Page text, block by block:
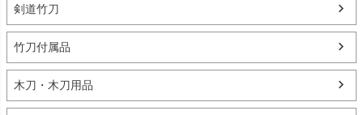
剣道竹刀
竹刀付属品
木刀・木刀用品